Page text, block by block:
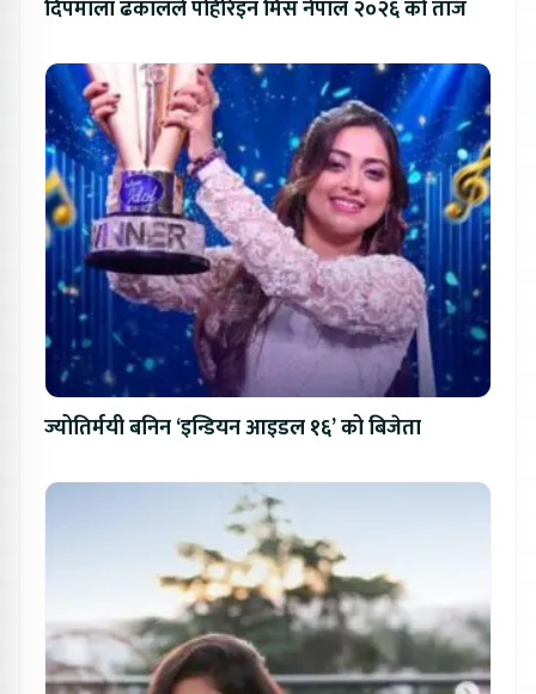
दिपमाला ढकालले पहिरिइन मिस नेपाल २०२६ को ताज
ज्योतिर्मयी बनिन ‘इन्डियन आइडल १६’ को बिजेता